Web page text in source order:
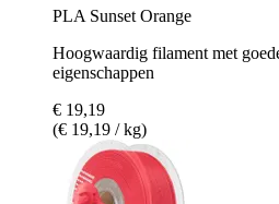
PLA Sunset Orange
Hoogwaardig filament met
eigenschappen
€ 19,19
(€ 19,19 / kg)